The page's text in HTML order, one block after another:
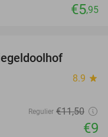
€5,95
8.9 star
Regulier €11,50
€9